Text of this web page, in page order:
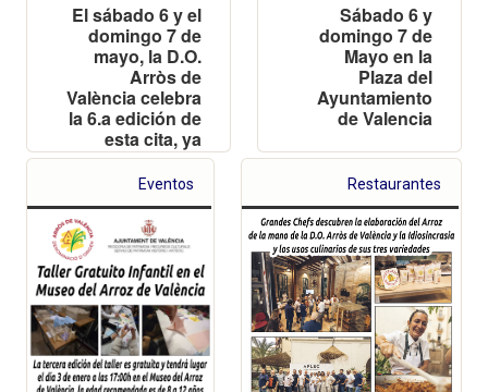
El sábado 6 y el
domingo 7 de
mayo, la D.O.
Arròs de
València celebra
la 6.a edición de
esta cita, ya
clásica, que gira
en torno al
cereal estrella
comunidad,
cultivado, en su
mayoría, en el
Parque Natural
de la Albufera
Sábado 6 y
domingo 7 de
Mayo en la
Plaza del
Ayuntamiento
de Valencia
Eventos Restaurantes